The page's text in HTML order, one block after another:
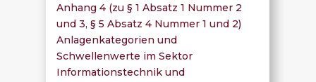
Anhang 4 (zu § 1 Absatz 1 Nummer 2
und 3, § 5 Absatz 4 Nummer 1 und 2)
Anlagenkategorien und
Schwellenwerte im Sektor
Informationstechnik und